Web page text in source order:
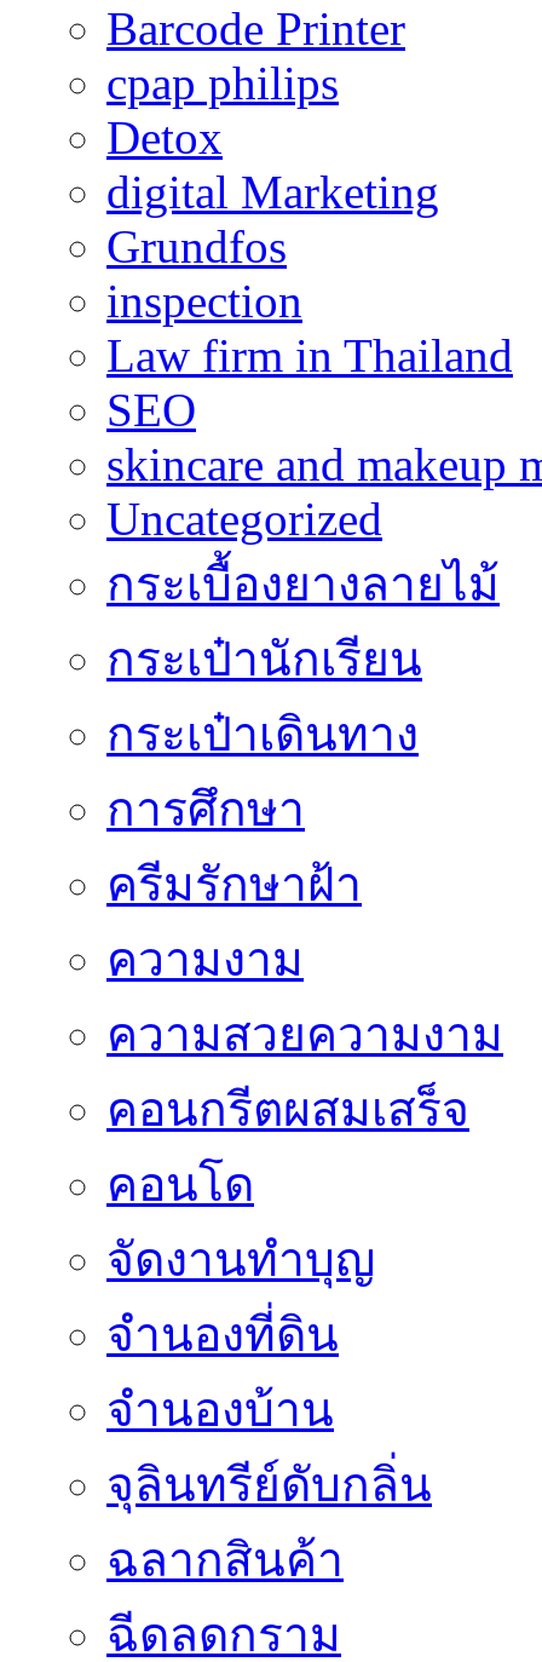
Barcode Printer
cpap philips
Detox
digital Marketing
Grundfos
inspection
Law firm in Thailand
SEO
skincare and makeup
Uncategorized
กระเบื้องยางลายไม้
กระเป๋านักเรียน
กระเป๋าเดินทาง
การศึกษา
ครีมรักษาฝ้า
ความงาม
ความสวยความงาม
คอนกรีตผสมเสร็จ
คอนโด
จัดงานทำบุญ
จำนองที่ดิน
จำนองบ้าน
จุลินทรีย์ดับกลิ่น
ฉลากสินค้า
ฉีดลดกราม